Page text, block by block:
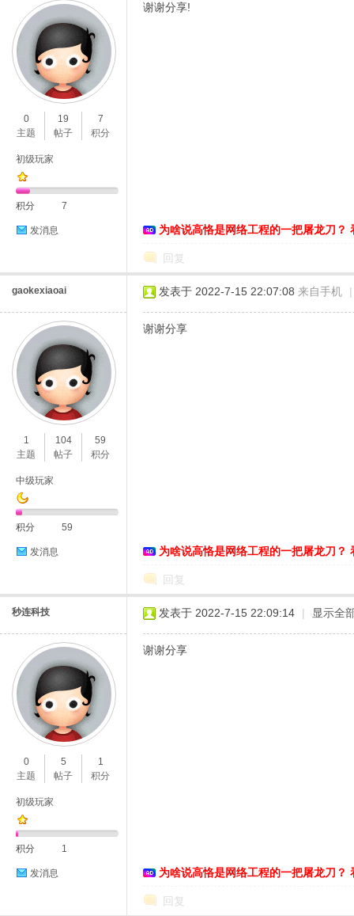
0
主题
19
帖子
7
积分
初级玩家
积分 7
发消息
谢谢分享!
为啥说高恪是网络工程的一把屠龙刀？
回复
gaokexiaoai
1
主题
104
帖子
59
积分
中级玩家
积分 59
发消息
发表于 2022-7-15 22:07:08 来自手机 |
谢谢分享
为啥说高恪是网络工程的一把屠龙刀？
回复
秒连科技
0
主题
5
帖子
1
积分
初级玩家
积分 1
发消息
发表于 2022-7-15 22:09:14 | 显示全
谢谢分享
为啥说高恪是网络工程的一把屠龙刀？
回复